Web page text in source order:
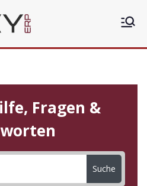
Die clevere ERP Lösung
Fragen &
Suche